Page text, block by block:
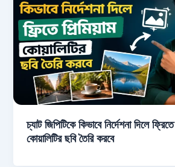
চ্যাট জিপিটিকে কিভাবে নির্দেশনা দিলে
কোয়ালিটির ছবি তৈরি করবে